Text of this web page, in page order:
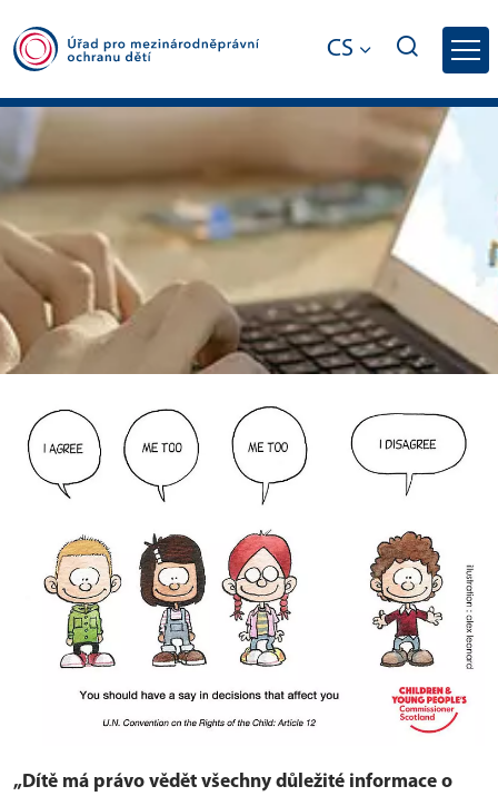
CS
Pro děti
„Dítě má právo vědět všechny důležité informace o